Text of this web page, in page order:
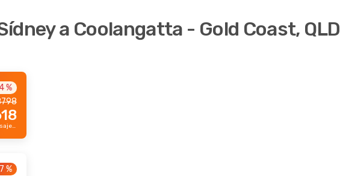
a Coolangatta - Gold Coast, QLD
%
Precio Prime por pasajero
%